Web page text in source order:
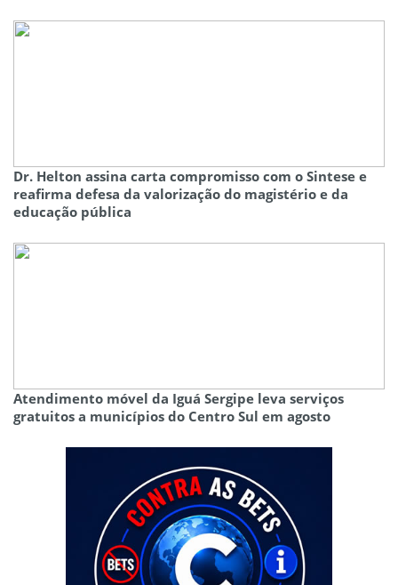
Dr. Helton assina carta compromisso com o Sintese e
reafirma defesa da valorização do magistério e da
educação pública
Atendimento móvel da Iguá Sergipe leva serviços
gratuitos a municípios do Centro Sul em agosto